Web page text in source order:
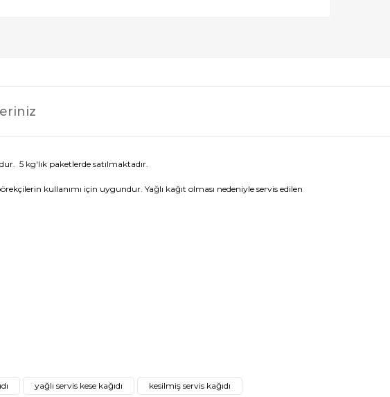
5 kg'lık paketlerde satılmaktadır.
kullanımı için uygundur. Yağlı kağıt olması nedeniyle servis edilen
kullanarak tarafımıza iletebilirsiniz.
yağlı servis kese kağıdı
kesilmiş servis kağıdı